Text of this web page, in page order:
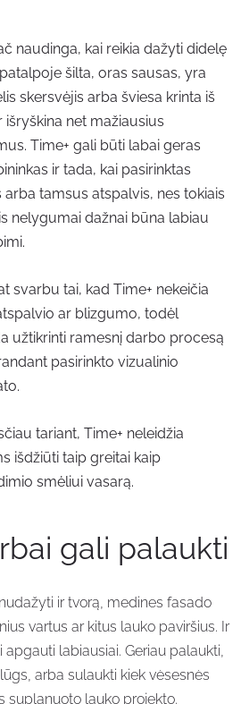
naudinga, kai reikia dažyti didelę
šilta, oras sausas, yra
skersvėjis arba šviesa krinta iš
išryškina net mažiausius
Time+ gali būti labai geras
ir tada, kai pasirinktas
arba tamsus atspalvis, nes tokiais
nelygumai dažnai būna labiau
svarbu tai, kad Time+ nekeičia
ar blizgumo, todėl
užtikrinti ramesnį darbo procesą
pasirinkto vizualinio
tariant, Time+ neleidžia
išdžiūti taip greitai kaip
smėliui vasarą.
gali palaukti
ir tvorą, medines fasado
vartus ar kitus lauko paviršius. Ir
labiausiai. Geriau palaukti,
arba sulaukti kiek vėsesnės
suplanuoto lauko projekto.